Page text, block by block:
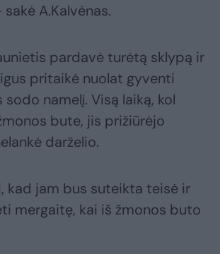
A.Kalvėnas.
pardavė turėtą sklypą ir
pritaikė nuolat gyventi
namelį. Visą laiką, kol
bute, jis prižiūrėjo
darželio.
kad jam bus suteikta teisė ir
mergaitę, kai iš žmonos buto